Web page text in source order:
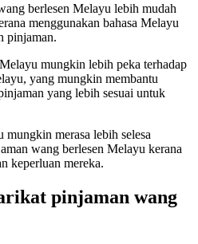
berlesen Melayu lebih mudah
menggunakan bahasa Melayu
pinjaman.
mungkin lebih peka terhadap
yang mungkin membantu
yang lebih sesuai untuk
merasa lebih selesa
wang berlesen Melayu kerana
keperluan mereka.
pinjaman wang